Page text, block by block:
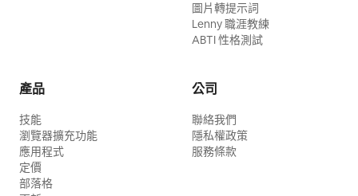
圖片轉提示詞
Lenny 職涯教練
ABTI 性格測試
產品
技能
瀏覽器擴充功能
應用程式
定價
部落格
公司
聯絡我們
隱私權政策
服務條款